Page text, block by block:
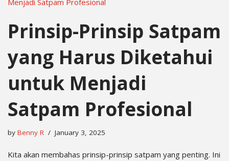
Prinsip-Prinsip Satpam
yang Harus Diketahui
untuk Menjadi
Satpam Profesional
by Benny R January 3, 2025
Kita akan membahas prinsip-prinsip satpam yang penting. Ini